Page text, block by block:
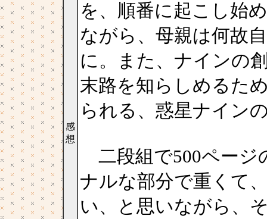
感
想
を、順番に起こし始
ながら、母親は何故
に。また、ナインの
末路を知らしめるた
られる、惑星ナイン
二段組で500ページ
ナルな部分で重くて
い、と思いながら、